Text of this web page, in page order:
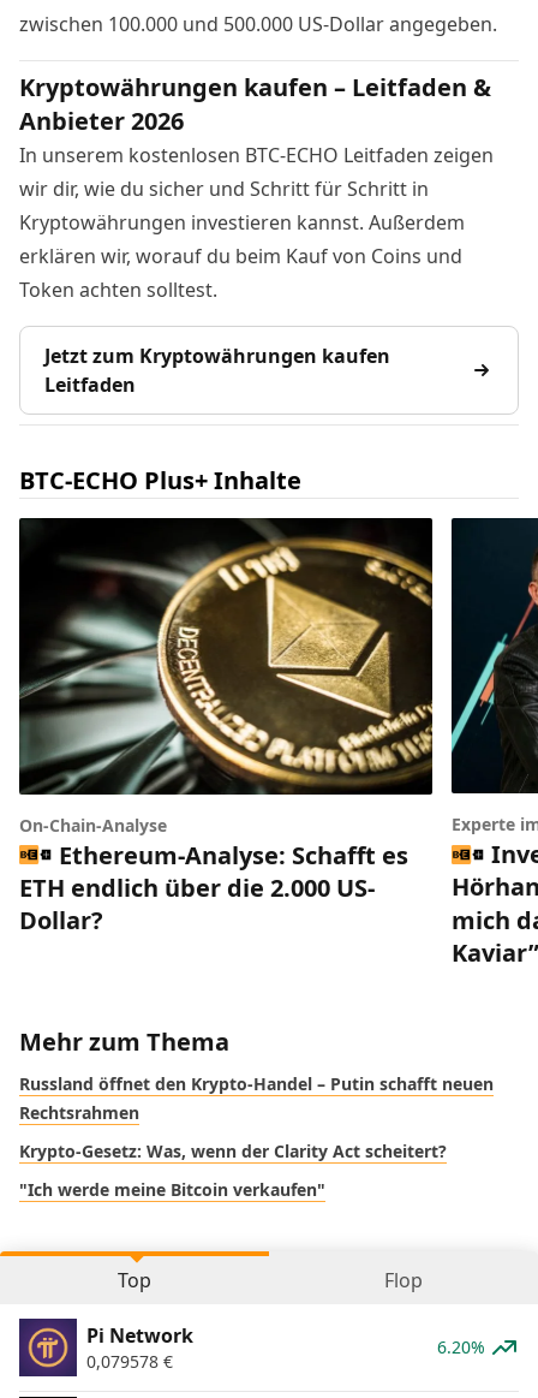
zwischen 100.000 und 500.000 US-Dollar angegeben.
Kryptowährungen kaufen – Leitfaden &
Anbieter 2026
In unserem kostenlosen BTC-ECHO Leitfaden zeigen
wir dir, wie du sicher und Schritt für Schritt in
Kryptowährungen investieren kannst. Außerdem
erklären wir, worauf du beim Kauf von Coins und
Token achten solltest.
Jetzt zum Kryptowährungen kaufen
Leitfaden
BTC-ECHO Plus+ Inhalte
On-Chain-Analyse
Ethereum-Analyse: Schafft es
ETH endlich über die 2.000 US-
Dollar?
Experte
mich
Kaviar”
Mehr zum Thema
Russland öffnet den Krypto-Handel – Putin schafft neuen
Rechtsrahmen
Krypto-Gesetz: Was, wenn der Clarity Act scheitert?
"Ich werde meine Bitcoin verkaufen"
Top Flop
Pi Network
0,079578 €
6.20%